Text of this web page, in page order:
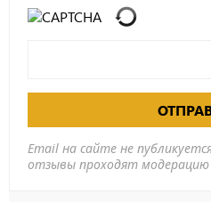
Email на сайте не
отзывы проходят модерацию